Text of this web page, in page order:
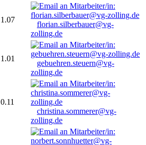
1.07
florian.silberbauer@vg-
zolling.de
1.01
gebuehren.steuern@vg-
zolling.de
0.11
christina.sommerer@vg-
zolling.de